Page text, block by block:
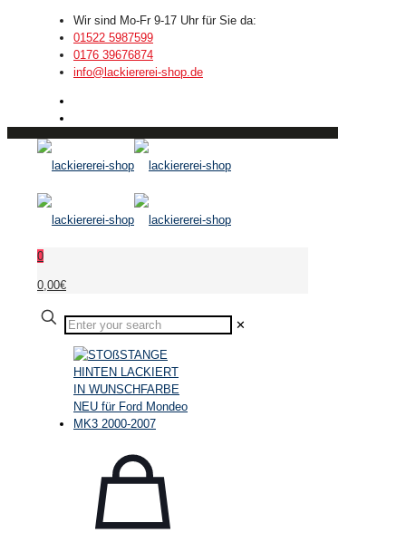
Wir sind Mo-Fr 9-17 Uhr für Sie da:
01522 5987599
0176 39676874
info@lackiererei-shop.de
0
0,00€
✕